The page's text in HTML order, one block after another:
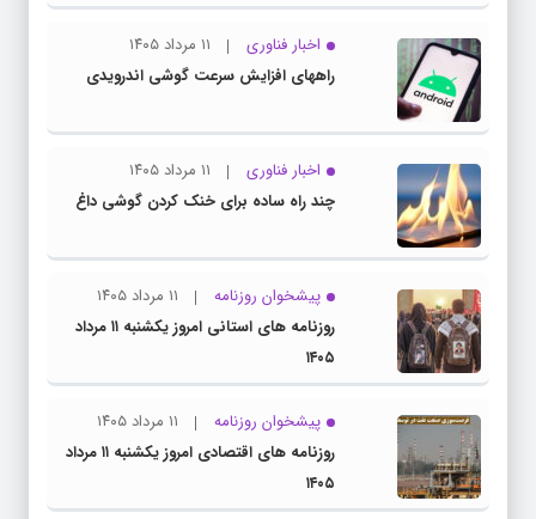
اخبار فناوری
۱۱ مرداد ۱۴۰۵
راههای افزایش سرعت گوشی اندرویدی
اخبار فناوری
۱۱ مرداد ۱۴۰۵
چند راه‌ ساده برای خنک کردن گوشی داغ
پیشخوان روزنامه
۱۱ مرداد ۱۴۰۵
روزنامه های استانی امروز یکشنبه ۱۱ مرداد
۱۴۰۵
پیشخوان روزنامه
۱۱ مرداد ۱۴۰۵
روزنامه های اقتصادی امروز یکشنبه ۱۱ مرداد
۱۴۰۵